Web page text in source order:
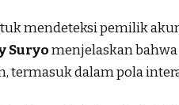
mendeteksi pemilik
Suryomenjelaskan
termasuk dalam pola